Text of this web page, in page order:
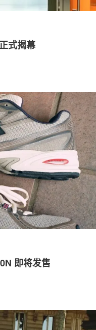
式揭幕
即将发售